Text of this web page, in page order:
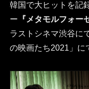
韓国で大ヒットを記
ー 『メタモルフォー
ラストシネマ渋谷に
の映画たち2021」に